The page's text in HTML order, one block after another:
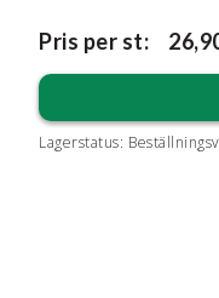
Pris per st:
Lagerstatus: